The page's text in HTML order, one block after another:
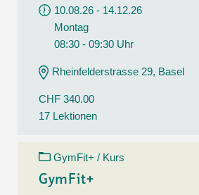
10.08.26 - 14.12.26
Montag
08:30 - 09:30 Uhr
Rheinfelderstrasse 29, Basel
CHF 340.00
17 Lektionen
GymFit+ / Kurs
GymFit+